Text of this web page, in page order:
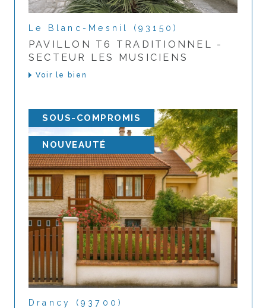
Le Blanc-Mesnil (93150)
PAVILLON T6 TRADITIONNEL -
SECTEUR LES MUSICIENS
Voir le bien
SOUS-COMPROMIS
NOUVEAUTÉ
Drancy (93700)